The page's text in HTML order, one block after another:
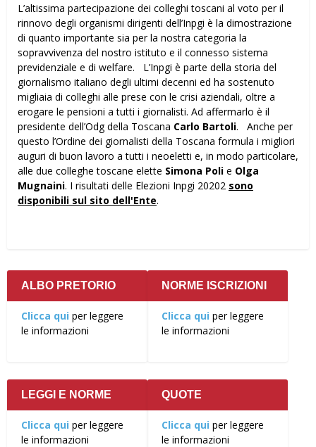
L’altissima partecipazione dei colleghi toscani al voto per il
rinnovo degli organismi dirigenti dell’Inpgi è la dimostrazione
di quanto importante sia per la nostra categoria la
sopravvivenza del nostro istituto e il connesso sistema
previdenziale e di welfare. L’Inpgi è parte della storia del
giornalismo italiano degli ultimi decenni ed ha sostenuto
migliaia di colleghi alle prese con le crisi aziendali, oltre a
erogare le pensioni a tutti i giornalisti. Ad affermarlo è il
presidente dell’Odg della Toscana Carlo Bartoli. Anche per
questo l’Ordine dei giornalisti della Toscana formula i migliori
auguri di buon lavoro a tutti i neoeletti e, in modo particolare,
alle due colleghe toscane elette Simona Poli e Olga
Mugnaini. I risultati delle Elezioni Inpgi 20202 sono
disponibili sul sito dell'Ente.
ALBO PRETORIO
Clicca qui per leggere
le informazioni
NORME ISCRIZIONI
Clicca qui per leggere
le informazioni
LEGGI E NORME
Clicca qui per leggere
le informazioni
QUOTE
Clicca qui per leggere
le informazioni